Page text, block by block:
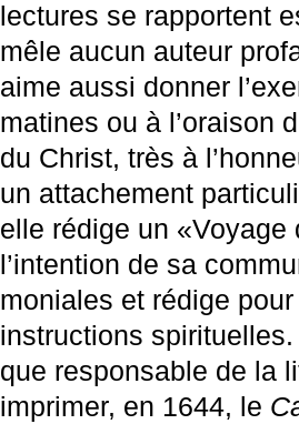
lectures se rapportent
mêle aucun auteur
aime aussi donner
matines ou à l’oraison
du Christ, très à
un attachement
elle rédige un
l’intention de sa
moniales et rédige
instructions
que responsable de la
imprimer, en 1644, le